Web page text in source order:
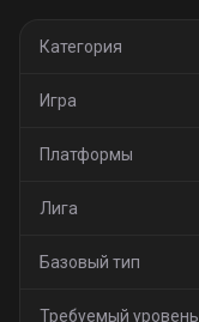
Категория
Игра
Платформы
Лига
Базовый тип
Требуемый уровень